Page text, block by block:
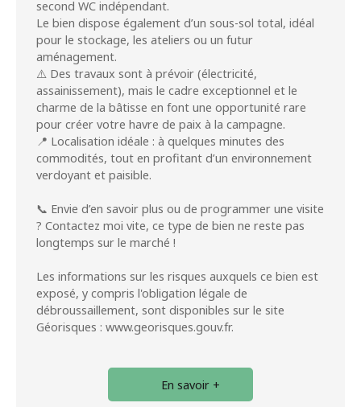
second WC indépendant.
Le bien dispose également d’un sous-sol total, idéal
pour le stockage, les ateliers ou un futur
aménagement.
⚠️ Des travaux sont à prévoir (électricité,
assainissement), mais le cadre exceptionnel et le
charme de la bâtisse en font une opportunité rare
pour créer votre havre de paix à la campagne.
📍 Localisation idéale : à quelques minutes des
commodités, tout en profitant d’un environnement
verdoyant et paisible.
📞 Envie d’en savoir plus ou de programmer une visite
? Contactez moi vite, ce type de bien ne reste pas
longtemps sur le marché !
Les informations sur les risques auxquels ce bien est
exposé, y compris l'obligation légale de
débroussaillement, sont disponibles sur le site
Géorisques : www.georisques.gouv.fr.
En savoir +